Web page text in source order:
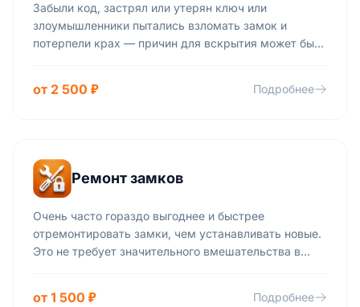
Забыли код, застрял или утерян ключ или
злоумышленники пытались взломать замок и
потерпели крах — причин для вскрытия может быть
помогут открыть замок, перекодируют его и решат
от 2 500 ₽ Подробнее
Ремонт замков
Очень часто гораздо выгоднее и быстрее
отремонтировать замки, чем устанавливать новые.
Это не требует значительного вмешательства в
от 1 500 ₽ Подробнее